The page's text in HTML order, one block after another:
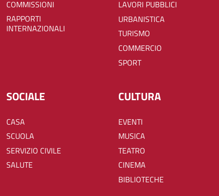
COMMISSIONI
RAPPORTI
INTERNAZIONALI
LAVORI PUBBLICI
URBANISTICA
TURISMO
COMMERCIO
SPORT
SOCIALE
CASA
SCUOLA
SERVIZIO CIVILE
SALUTE
CULTURA
EVENTI
MUSICA
TEATRO
CINEMA
BIBLIOTECHE